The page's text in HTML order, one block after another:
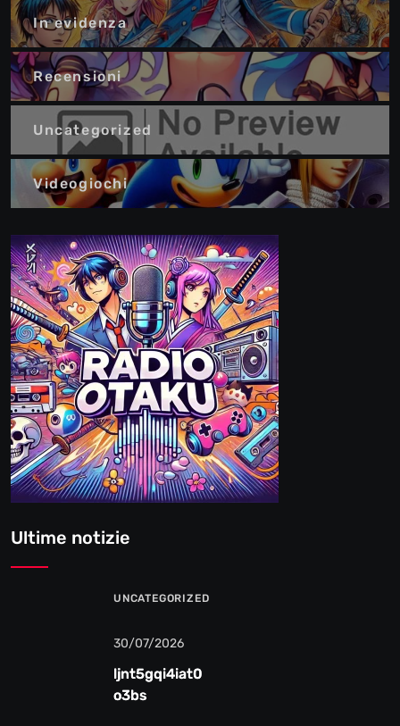
In evidenza
Recensioni
Uncategorized
Videogiochi
Ultime notizie
UNCATEGORIZED
30/07/2026
ljnt5gqi4iat0
o3bs